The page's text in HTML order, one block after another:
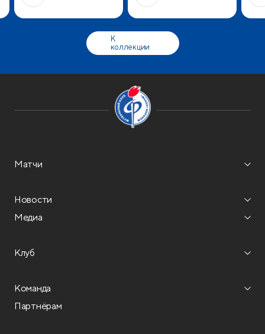
К
коллекции
Матчи
Новости
Медиа
Клуб
Команда
Партнёрам